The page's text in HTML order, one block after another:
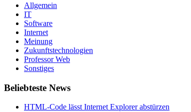
Allgemein
IT
Software
Internet
Meinung
Zukunftstechnologien
Professor Web
Sonstiges
Beliebteste News
HTML-Code lässt Internet Explorer abstürzen